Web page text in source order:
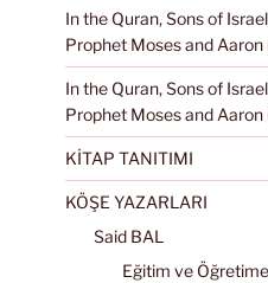
In the Quran, Sons of
Prophet Moses and Aaron
In the Quran, Sons of
Prophet Moses and
KİTAP TANITIMI
KÖŞE YAZARLARI
Said BAL
Eğitim ve